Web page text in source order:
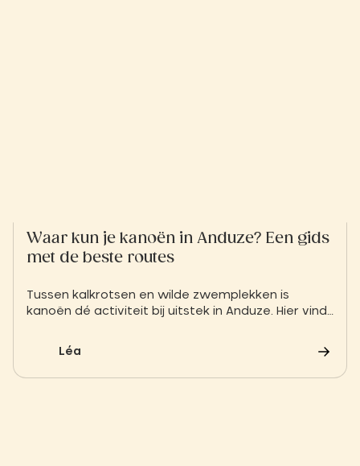
Waar kun je kanoën in Anduze? Een gids
met de beste routes
Tussen kalkrotsen en wilde zwemplekken is
kanoën dé activiteit bij uitstek in Anduze. Hier vind
minimumleeftijd en de routes vanaf de Gardon.
Léa